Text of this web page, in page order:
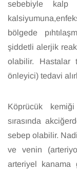
sebebiyle kalp
bölgede
şiddetli alerjik
olabilir. Hastalar
önleyici) tedavi
Köprücük
sırasında
sebep olabilir.
ve venin
arteriyel kanama